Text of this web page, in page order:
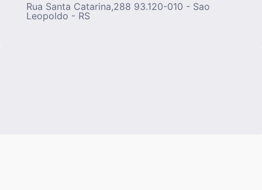
Rua Santa Catarina,288 93.120-010 - Sao
Leopoldo - RS